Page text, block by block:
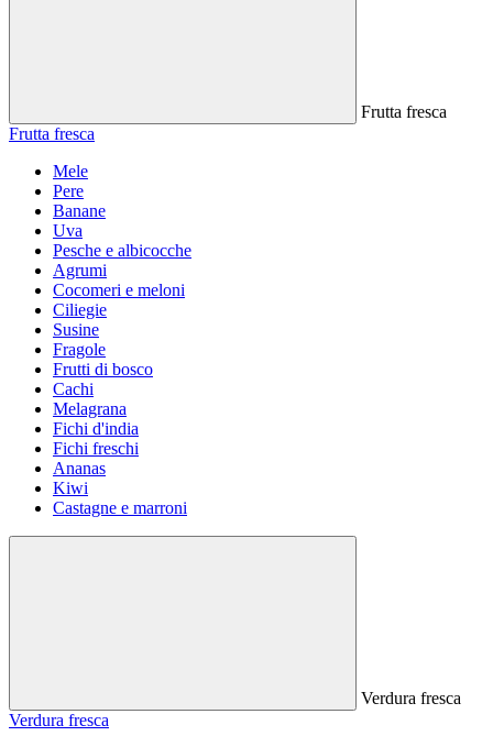
Frutta fresca
Frutta fresca
Mele
Pere
Banane
Uva
Pesche e albicocche
Agrumi
Cocomeri e meloni
Ciliegie
Susine
Fragole
Frutti di bosco
Cachi
Melagrana
Fichi d'india
Fichi freschi
Ananas
Kiwi
Castagne e marroni
Verdura fresca
Verdura fresca